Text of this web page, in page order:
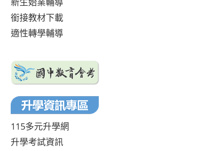
銜接教材下載
適性轉學輔導
115多元升學網
升學考試資訊